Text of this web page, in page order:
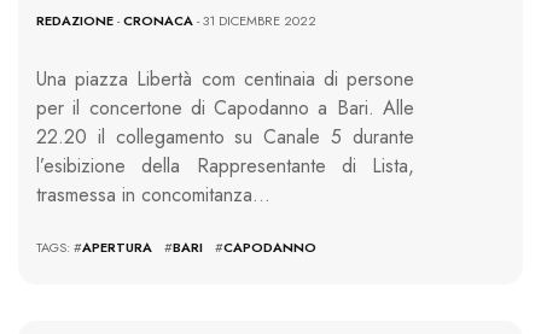
REDAZIONE-CRONACA- 31 DICEMBRE 2022
Una piazza Libertà com centinaia di persone
per il concertone di Capodanno a Bari. Alle
22.20 il collegamento su Canale 5 durante
l’esibizione della Rappresentante di Lista,
trasmessa in concomitanza…
TAGS: #APERTURA #BARI #CAPODANNO